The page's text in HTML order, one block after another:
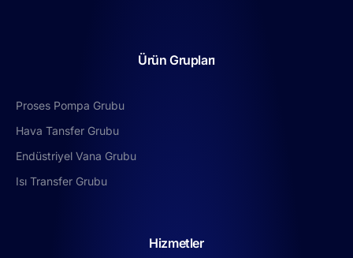
Ürün Grupları
Proses Pompa Grubu
Hava Tansfer Grubu
Endüstriyel Vana Grubu
Isı Transfer Grubu
Hizmetler